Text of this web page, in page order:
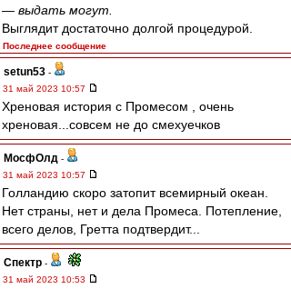
— выдать могут.
Выглядит достаточно долгой процедурой.
Последнее сообщение
setun53 -
31 май 2023 10:57
Хреновая история с Промесом , очень
хреновая...совсем не до смехуечков
МосфОлд -
31 май 2023 10:57
Голландию скоро затопит всемирный океан.
Нет страны, нет и дела Промеса. Потепление,
всего делов, Гретта подтвердит...
Спектр -
31 май 2023 10:53